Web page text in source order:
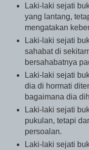
Laki-laki sejati
yang lantang,
mengatakan
Laki-laki sejati
sahabat di
bersahabatnya
Laki-laki sejati
dia di hormati
bagaimana dia
Laki-laki sejati
pukulan, tetapi
persoalan.
Laki-laki sejati